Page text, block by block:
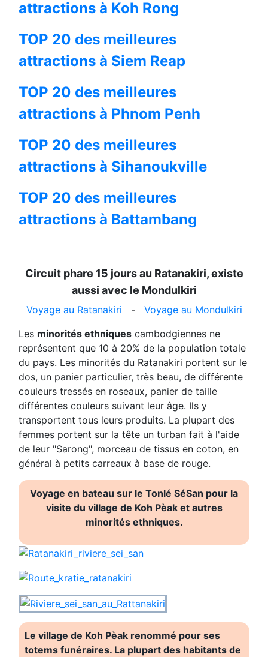
attractions à Koh Rong
TOP 20 des meilleures
attractions à Siem Reap
TOP 20 des meilleures
attractions à Phnom Penh
TOP 20 des meilleures
attractions à Sihanoukville
TOP 20 des meilleures
attractions à Battambang
Circuit phare 15 jours au Ratanakiri, existe
aussi avec le Mondulkiri
Voyage au Ratanakiri - Voyage au Mondulkiri
Les minorités ethniques cambodgiennes ne
représentent que 10 à 20% de la population totale
du pays. Les minorités du Ratanakiri portent sur le
dos, un panier particulier, très beau, de différente
couleurs tressés en roseaux, panier de taille
différentes couleurs suivant leur âge. Ils y
transportent tous leurs produits. La plupart des
femmes portent sur la tête un turban fait à l'aide
de leur "Sarong", morceau de tissus en coton, en
général à petits carreaux à base de rouge.
Voyage en bateau sur le Tonlé SéSan pour la
visite du village de Koh Pèak et autres
minorités ethniques.
Le village de Koh Pèak renommé pour ses
totems funéraires. La plupart des habitants de